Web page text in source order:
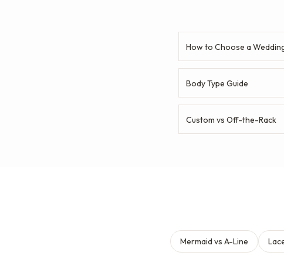
How to Choose a
Body Type Guide
Custom vs Off-the-Rack
Mermaid vs A-Line